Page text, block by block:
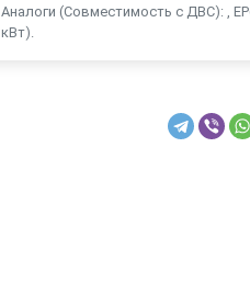
Аналоги (Совместимость с ДВС): ,
кВт).